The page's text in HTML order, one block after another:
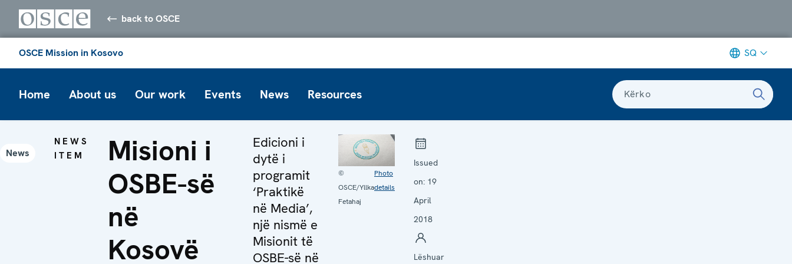
back to OSCE
OSCE Mission in Kosovo SQ
Home About us Our work Events News Resources Kërko
News
NEWS
ITEM
Misioni i
OSBE-së
në
Kosovë
Edicioni i
dytë i
programit
‘Praktikë
në Media’,
një nismë e
Misionit të
OSBE-së në
©
OSCE/Yllka
Fetahaj
Photo
details
Issued
on: 19
April
2018
Lëshuar